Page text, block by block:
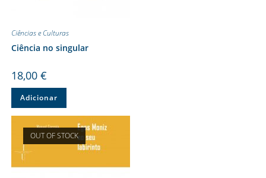
Ciências e Culturas
Ciência no singular
18,00 €
Adicionar
OUT OF STOCK